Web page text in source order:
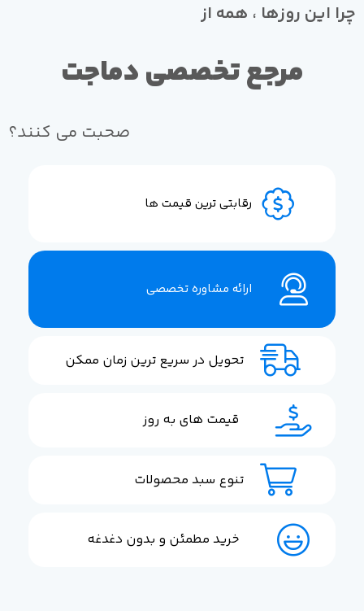
چرا این روزها ، همه از
مرجع تخصصی دماجت
صحبت می کنند؟
رقابتی ترین قیمت ها
ارائه مشاوره تخصصی
تحویل در سریع ترین زمان ممکن
قیمت های به روز
تنوع سبد محصولات
خرید مطمئن و بدون دغدغه